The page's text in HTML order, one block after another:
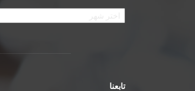
الأرشيف
تابعنا